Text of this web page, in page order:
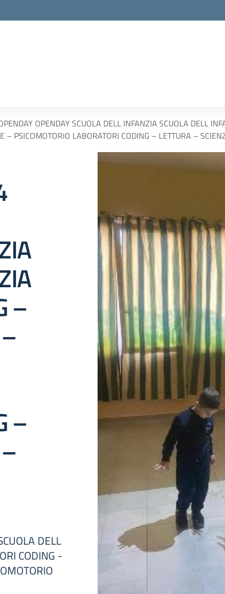
OPENDAY SCUOLA DELL INFANZIA SCUOLA DELL
– PSICOMOTORIO LABORATORI CODING – LETTURA –
–
–
DELL
CODING -